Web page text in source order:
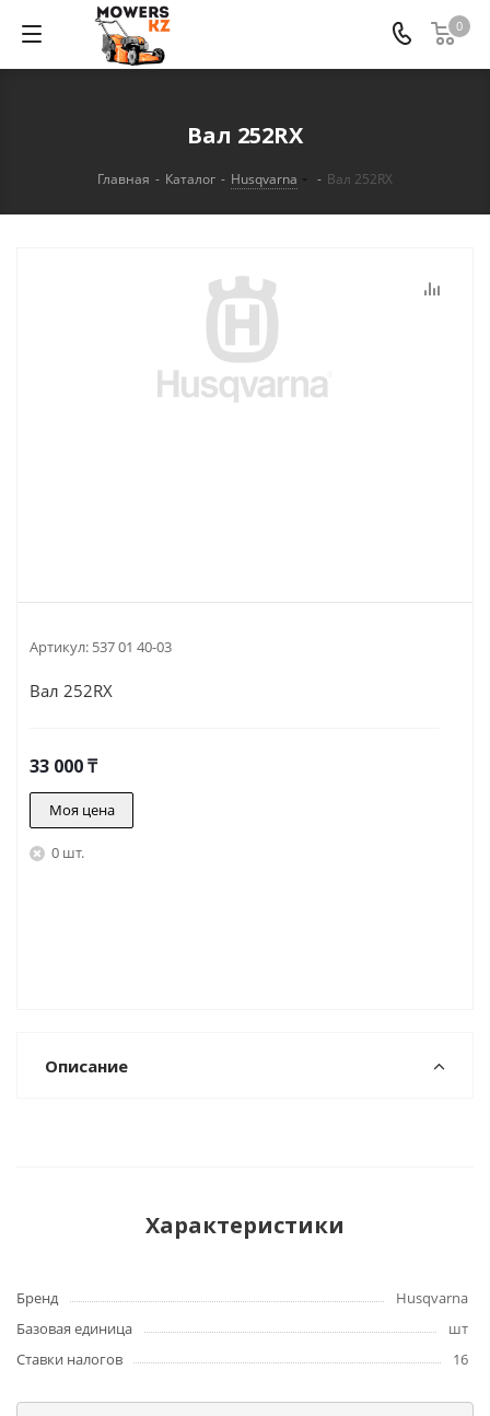
0
Вал 252RX
Главная - Каталог - Husqvarna - Вал 252RX
Артикул: 537 01 40-03
Вал 252RX
33 000₸
Моя цена
0 шт.
Описание
Характеристики
Бренд
Husqvarna
Базовая единица
шт
Ставки налогов
16